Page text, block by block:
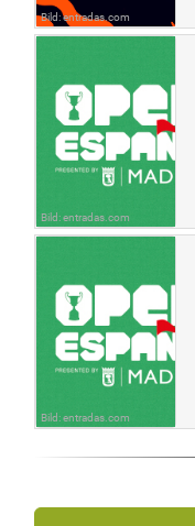
Bild: entradas.com
Bild: entradas.com
Bild: entradas.com